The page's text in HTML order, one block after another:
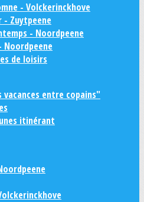
- Volckerinckhove
- Zuytpeene
- Noordpeene
de loisirs
vacances entre copains"
itinérant